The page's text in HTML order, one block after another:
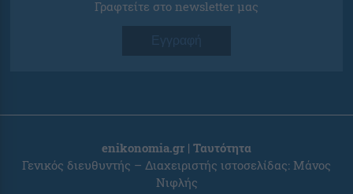
Γραφτείτε στο newsletter μας
Εγγραφή
enikonomia.gr | Ταυτότητα
Γενικός διευθυντής – Διαχειριστής ιστοσελίδας: Μάνος
Νιφλής